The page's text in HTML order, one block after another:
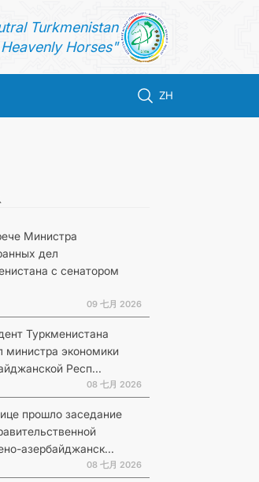
Turkmenistan
Horses"
ZH
Министра
дел
с сенатором
09 七月 2026
Туркменистана
министра экономики
Респ...
08 七月 2026
прошло заседание
азербайджанск...
08 七月 2026